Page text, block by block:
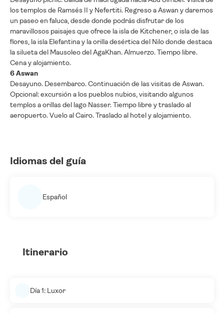
los templos de Ramsés II y Nefertiti. Regreso a Aswan y daremos
un paseo en faluca, desde donde podrás disfrutar de los
maravillosos paisajes que ofrece la isla de Kitchener, o isla de las
flores, la isla Elefantina y la orilla desértica del Nilo donde destaca
la silueta del Mausoleo del AgaKhan. Almuerzo. Tiempo libre.
Cena y alojamiento.
6 Aswan
Desayuno. Desembarco. Continuación de las visitas de Aswan.
Opcional: excursión a los pueblos nubios, visitando algunos
templos a orillas del lago Nasser. Tiempo libre y traslado al
aeropuerto. Vuelo al Cairo. Traslado al hotel y alojamiento.
Idiomas del guía
Español
Itinerario
Día 1: Luxor